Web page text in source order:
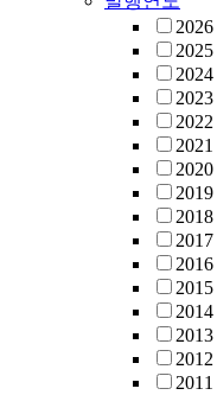
2026
2025
2024
2023
2022
2021
2020
2019
2018
2017
2016
2015
2014
2013
2012
2011